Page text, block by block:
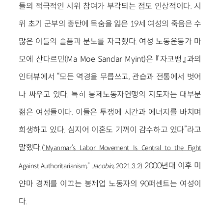
들의 적극적인 시위 참여가 부각되는 점도 인상적이다. 시
위 초기 군부의 총탄에 목숨을 잃은 19세 여성의 죽음은 수
많은 이들의 슬픔과 분노를 자극했다. 여성 노동운동가 마
모에 산다르민(Ma Moe Sandar Myint)은 『자코뱅』과의
인터뷰에서 “모든 역경을 무릅쓰고, 관습과 전통에서 벗어
나 싸우고 있다. 특히 봉제노동자연맹의 지도자는 대부분
젊은 여성들이다. 이들은 투쟁에 시간과 에너지를 바치며
희생하고 있다. 심지어 이혼도 기꺼이 감수하고 있다”라고
말했다.(“Myanmar’s Labor Movement Is Central to the Fight
Against Authoritarianism,” Jacobin, 2021.3.2) 2000년대 이후 미
얀마 경제를 이끄는 봉제업 노동자의 90퍼센트는 여성이
다.